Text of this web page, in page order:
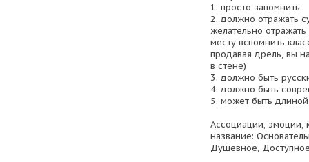
1. просто запомнить
2. должно отражать
желательно
месту вспомнить
продавая дрель, вы
в стене)
3. должно быть
4. должно быть
5. может быть
Ассоциации, эмоции,
название:
Душевное,